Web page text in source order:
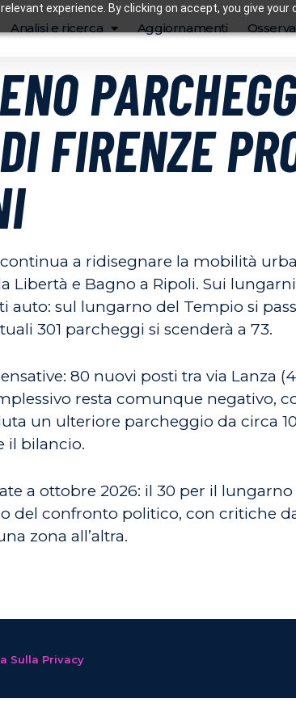
experience. By clicking on accept, you give
Analisi e ricerca Aggiornamenti
FIRENZE
a ridisegnare la mobilità
Libertà e Bagno a Ripoli. Sui
auto: sul lungarno del Tempio si
301 parcheggi si scenderà a 73.
80 nuovi posti tra via Lanza
resta comunque negativo,
un ulteriore parcheggio da circa
il bilancio.
a ottobre 2026: il 30 per il
del confronto politico, con critiche
zona all’altra.
Sulla Privacy